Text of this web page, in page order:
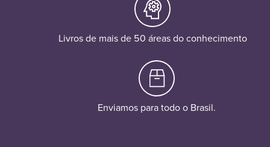
Livros de mais de 50 áreas do conhecimento
Enviamos para todo o Brasil.